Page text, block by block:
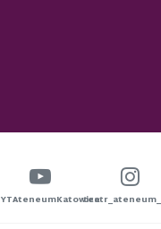
YTAteneumKatowice